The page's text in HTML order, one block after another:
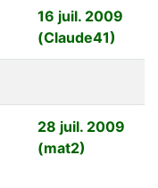
16 juil. 2009
(Claude41)
28 juil. 2009
(mat2)